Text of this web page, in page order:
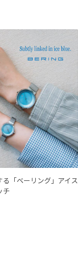
る「ベーリング」アイス
チ